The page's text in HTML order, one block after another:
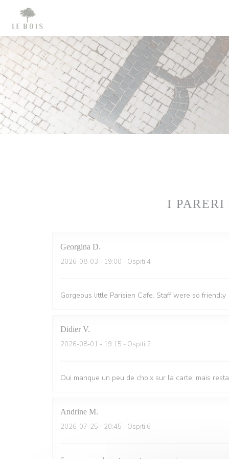
Personalizzazione delle tue scelte sui cookie
I
Georgina D
2026-08-03 - 19:00 - Ospiti 4
Gorgeous little Parisien Cafe. Staff were so friendly
Didier V
2026-08-01 - 19:15 - Ospiti 2
Oui manque un peu de choix sur la carte, mais
Andrine M
2026-07-25 - 20:45 - Ospiti 6